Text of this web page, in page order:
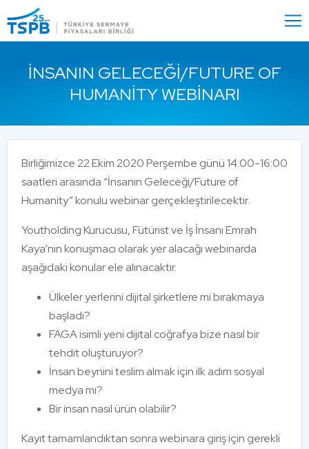
Close
İNSANIN GELECEĞI/FUTURE OF
HUMANITY WEBINARI
Birliğimizce 22 Ekim 2020 Perşembe günü 14:00-16:00
saatleri arasında “İnsanın Geleceği/Future of
Humanity” konulu webinar gerçekleştirilecektir.
Youtholding Kurucusu, Fütürist ve İş İnsanı Emrah
Kaya’nın konuşmacı olarak yer alacağı webinarda
aşağıdaki konular ele alınacaktır.
Ülkeler yerlerini dijital şirketlere mi bırakmaya
başladı?
FAGA isimli yeni dijital coğrafya bize nasıl bir
tehdit oluşturuyor?
İnsan beynini teslim almak için ilk adım sosyal
medya mı?
Bir insan nasıl ürün olabilir?
Kayıt tamamlandıktan sonra webinara giriş için gerekli